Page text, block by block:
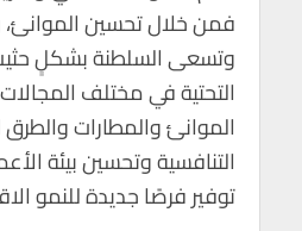
o
k
p
p
فمن خلال تحسين الموانئ،
وتسعى السلطنة بشكلٍ حثيثٍ
التحتية في مختلف
الموانئ والمطارات والطرق
التنافسية وتحسين بيئة
توفير فرصًا جديدة للنمو